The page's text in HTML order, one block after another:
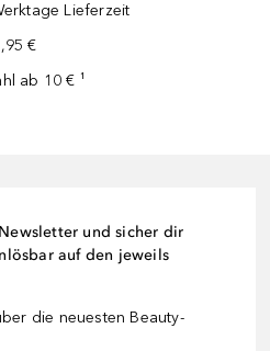
Lieferzeit
€
ab 10 € ¹
und sicher dir
auf den jeweils
die neuesten Beauty-